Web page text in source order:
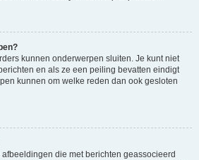
kunnen onderwerpen sluiten. Je kunt niet
en als ze een peiling bevatten eindigt
kunnen om welke reden dan ook gesloten
die met berichten geassocieerd